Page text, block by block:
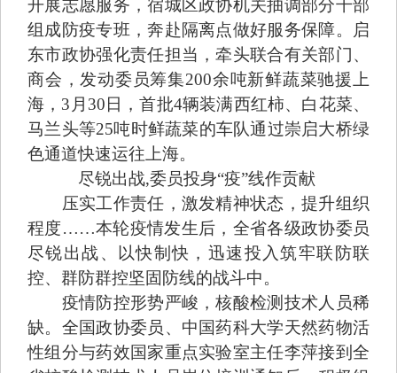
开展志愿服务，宿城区政协机关抽调部分干部
组成防疫专班，奔赴隔离点做好服务保障。启
东市政协强化责任担当，牵头联合有关部门、
商会，发动委员筹集200余吨新鲜蔬菜驰援上
海，3月30日，首批4辆装满西红柿、白花菜、
马兰头等25吨时鲜蔬菜的车队通过崇启大桥绿
色通道快速运往上海。
尽锐出战,委员投身“疫”线作贡献
压实工作责任，激发精神状态，提升组织
程度……本轮疫情发生后，全省各级政协委员
尽锐出战、以快制快，迅速投入筑牢联防联
控、群防群控坚固防线的战斗中。
疫情防控形势严峻，核酸检测技术人员稀
缺。全国政协委员、中国药科大学天然药物活
性组分与药效国家重点实验室主任李萍接到全